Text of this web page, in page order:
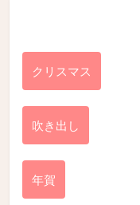
クリスマス
吹き出し
年賀